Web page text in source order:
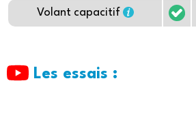
Volant capacitif
Les essais :